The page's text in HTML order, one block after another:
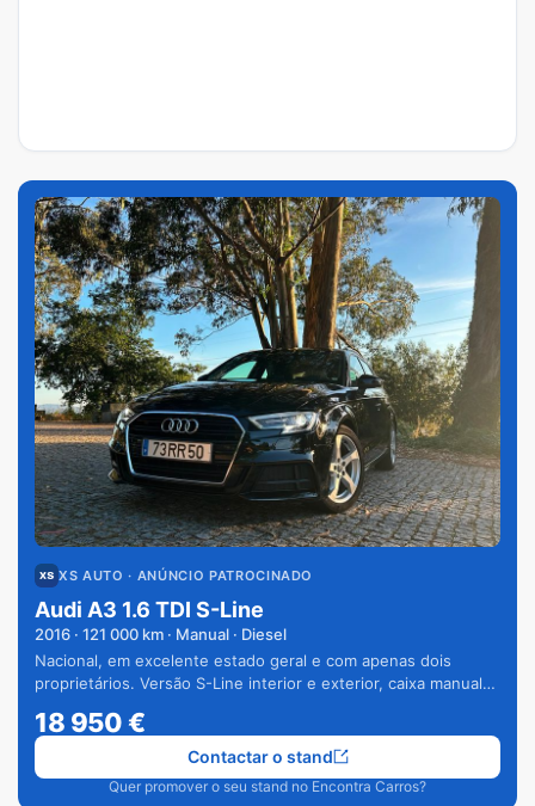
XS AUTO · ANÚNCIO PATROCINADO
Audi A3 1.6 TDI S-Line
2016 · 121 000 km · Manual · Diesel
Nacional, em excelente estado geral e com apenas dois
proprietários. Versão S-Line interior e exterior, caixa manual
18 950€
Quer promover o seu stand no Encontra Carros?
Contactar o stand